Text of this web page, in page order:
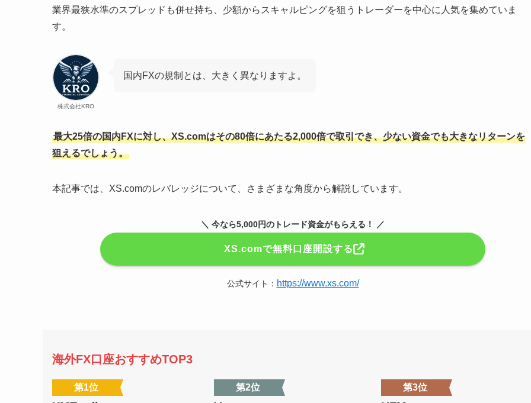
業界最狭水準のスプレッドも併せ持ち、少額からスキャルピングを狙うトレーダーを中心に人気を集めていま
す。
株式会社KRO
国内FXの規制とは、大きく異なりますよ。
最大25倍の国内FXに対し、XS.comはその80倍にあたる2,000倍で取引でき、少ない資金でも大きなリターンを
狙えるでしょう。
本記事では、XS.comのレバレッジについて、さまざまな角度から解説しています。
＼ 今なら5,000円のトレード資金がもらえる！ ／
XS.comで無料口座開設する
公式サイト： https://www.xs.com/
海外FX口座おすすめTOP3
第1位 第2位 第3位